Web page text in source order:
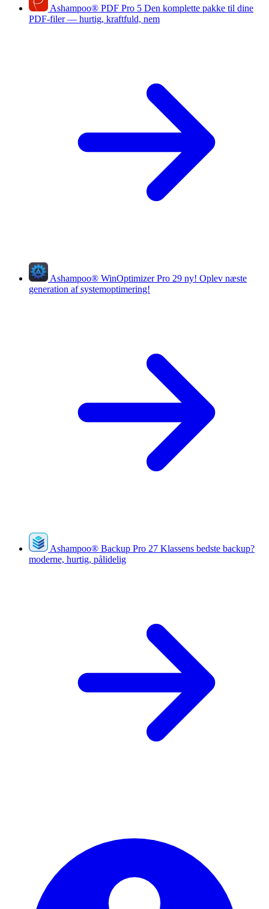
Ashampoo® PDF Pro 5 Den komplette pakke til dine
PDF-filer — hurtig, kraftfuld, nem
Ashampoo® WinOptimizer Pro 29 ny! Oplev næste
generation af systemoptimering!
Ashampoo® Backup Pro 27 Klassens bedste backup?
moderne, hurtig, pålidelig